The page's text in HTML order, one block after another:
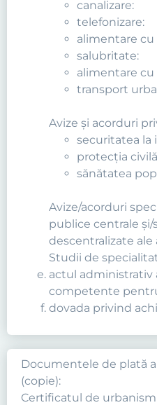
canalizare:
telefonizare:
alimentare cu
salubritate:
alimentare
transport
Avize şi acorduri
securitatea la
protecţia
sănătatea
Avize/acorduri
publice centrale şi/
descentralizate ale
Studii de
actul administrativ
competente
dovada privind
Documentele de plată
(copie):
Certificatul de